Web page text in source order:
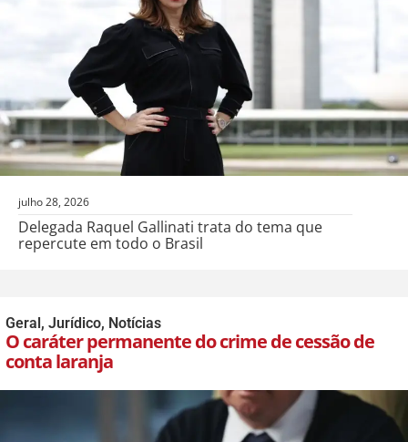
julho 28, 2026
Delegada Raquel Gallinati trata do tema que
repercute em todo o Brasil
Geral , Jurídico, Notícias
O caráter permanente do crime de cessão de
conta laranja